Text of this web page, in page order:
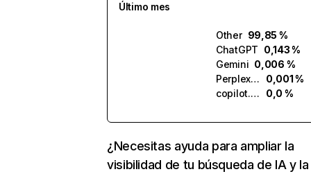
Último mes
Other 99,85 %
ChatGPT 0,143 %
Gemini 0,006 %
Perplexity
0,001 %
copilot.microsoft.com
0,0 %
¿Necesitas ayuda para ampliar la
visibilidad de tu búsqueda de IA y la